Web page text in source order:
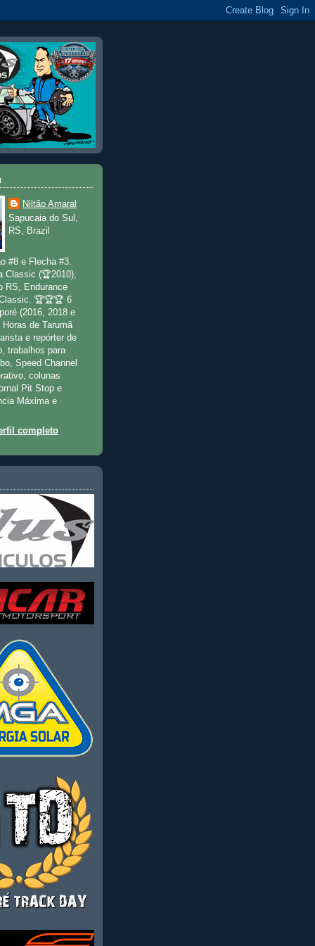
Niltão Amaral
Sapucaia do Sul,
RS, Brazil
#8 e Flecha #3.
Classic (🏆2010),
RS, Endurance
🏆🏆🏆 6
(2016, 2018 e
de Tarumã
e repórter de
trabalhos para
Speed Channel
colunas
Pit Stop e
Máxima e
completo